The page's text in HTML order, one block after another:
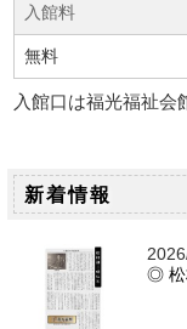
入館料
無料
入館口は福光福祉会
新着情報
◎ 松